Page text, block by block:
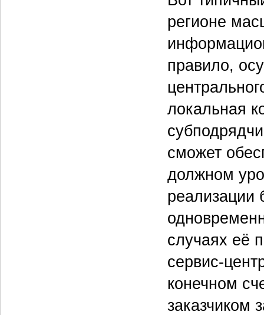
регионе
правило,
локальная
сможет
должном
реализации
случаях её
сервис-
конечном
заказчиком